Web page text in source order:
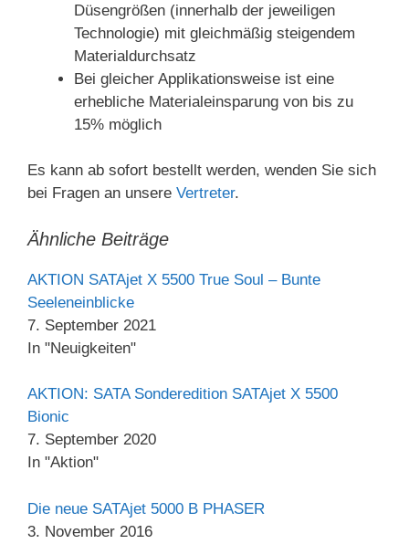
Düsengrößen (innerhalb der jeweiligen
Technologie) mit gleichmäßig steigendem
Materialdurchsatz
Bei gleicher Applikationsweise ist eine
erhebliche Materialeinsparung von bis zu
15% möglich
Es kann ab sofort bestellt werden, wenden Sie sich
bei Fragen an unsere Vertreter.
Ähnliche Beiträge
AKTION SATAjet X 5500 True Soul – Bunte
Seeleneinblicke
7. September 2021
In "Neuigkeiten"
AKTION: SATA Sonderedition SATAjet X 5500
Bionic
7. September 2020
In "Aktion"
Die neue SATAjet 5000 B PHASER
3. November 2016